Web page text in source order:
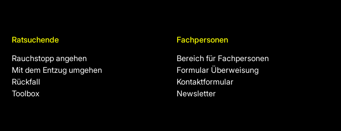
Ratsuchende
Rauchstopp angehen
Mit dem Entzug umgehen
Rückfall
Toolbox
Fachpersonen
Bereich für Fachpersonen
Formular Überweisung
Kontaktformular
Newsletter